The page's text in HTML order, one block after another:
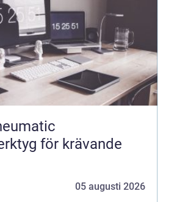
för krävande
05 augusti 2026